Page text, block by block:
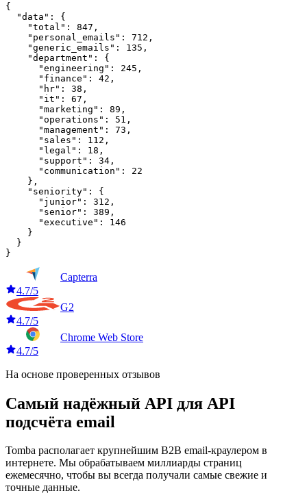
{
  "data": {
    "total": 847,
    "personal_emails": 712,
    "generic_emails": 135,
    "department": {
      "engineering": 245,
      "finance": 42,
      "hr": 38,
      "it": 67,
      "marketing": 89,
      "operations": 51,
      "management": 73,
      "sales": 112,
      "legal": 18,
      "support": 34,
      "communication": 22
    },
    "seniority": {
      "junior": 312,
      "senior": 389,
      "executive": 146
    }
  }
}
Capterra
4.7/5
G2
4.7/5
Chrome Web Store
4.7/5
На основе проверенных отзывов
Самый надёжный API для API
подсчёта email
Tomba располагает крупнейшим B2B email-краулером в
интернете. Мы обрабатываем миллиарды страниц
ежемесячно, чтобы вы всегда получали самые свежие и
точные данные.